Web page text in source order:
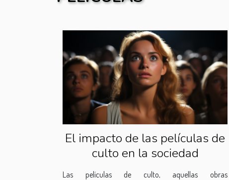
El impacto de las películas de
culto en la sociedad
Las películas de culto, aquellas obras